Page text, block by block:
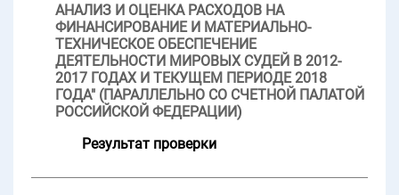
АНАЛИЗ И ОЦЕНКА РАСХОДОВ НА
ФИНАНСИРОВАНИЕ И МАТЕРИАЛЬНО-
ТЕХНИЧЕСКОЕ ОБЕСПЕЧЕНИЕ
ДЕЯТЕЛЬНОСТИ МИРОВЫХ СУДЕЙ В 2012-
2017 ГОДАХ И ТЕКУЩЕМ ПЕРИОДЕ 2018
ГОДА" (ПАРАЛЛЕЛЬНО СО СЧЕТНОЙ ПАЛАТОЙ
РОССИЙСКОЙ ФЕДЕРАЦИИ)
Результат проверки